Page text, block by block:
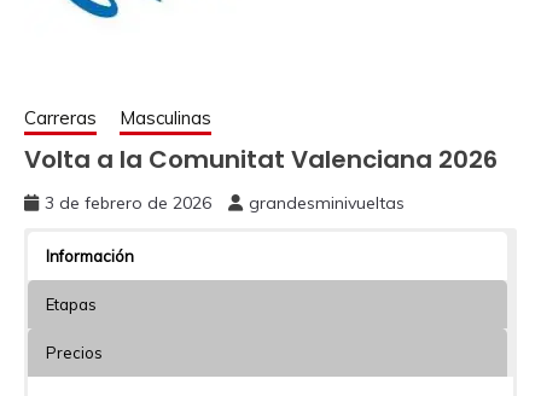
Carreras Masculinas
Volta a la Comunitat Valenciana 2026
3 de febrero de 2026 grandesminivueltas
Información
Etapas
Precios